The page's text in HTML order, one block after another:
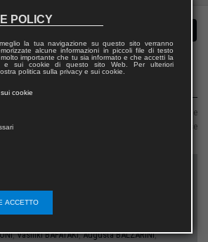
cultura moderna e contemporanea
storiche, filosofiche, pedagogiche e psicologiche
Area 15 – Scienze teologico-religiose
,VasilikiBAFATAKI,AugustaBALZARINI,
POLICY
la tua navigazione su questo sito verranno
alcune informazioni in piccoli file di testo
importante che tu sia informato e che accetti la
e sui cookie di questo sito Web. Per ulteriori
politica sulla privacy e sui cookie.
cookie
ACCETTO